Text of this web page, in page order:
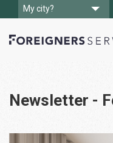
My city?
Newsletter -